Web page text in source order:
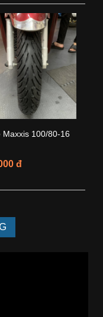
Maxxis 100/80-16
đ